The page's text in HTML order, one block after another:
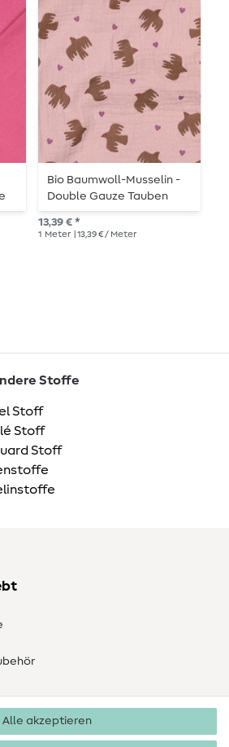
Bio Baumwoll-Musselin -
Double Gauze Tauben
Altrosa
13,39 € *
1 Meter | 13,39 € / Meter
Stoffe
Stoff
Stoff
Stoff
Alle akzeptieren